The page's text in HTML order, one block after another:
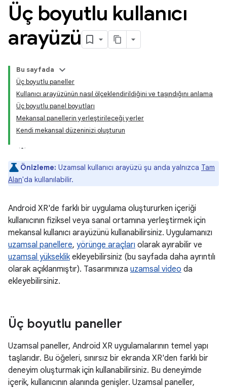
Üç boyutlu kullanıcı
arayüzü
Bu sayfada
Üç boyutlu paneller
Kullanıcı arayüzünün nasıl ölçeklendirildiğini ve taşındığını anlama
Üç boyutlu panel boyutları
Mekansal panellerin yerleştirileceği yerler
Kendi mekansal düzeninizi oluşturun
Önizleme: Uzamsal kullanıcı arayüzü şu anda yalnızca Tam
Alan'da kullanılabilir.
Android XR'de farklı bir uygulama oluştururken içeriği
kullanıcının fiziksel veya sanal ortamına yerleştirmek için
mekansal kullanıcı arayüzünü kullanabilirsiniz. Uygulamanızı
uzamsal panellere, yörünge araçları olarak ayırabilir ve
uzamsal yükseklikekleyebilirsiniz (bu sayfada daha ayrıntılı
olarak açıklanmıştır). Tasarımınıza uzamsal video da
ekleyebilirsiniz.
Üç boyutlu paneller
Uzamsal paneller, Android XR uygulamalarının temel yapı
taşlarıdır. Bu öğeleri, sınırsız bir ekranda XR'den farklı bir
deneyim oluşturmak için kullanabilirsiniz. Bu deneyimde
içerik, kullanıcının alanında genişler. Uzamsal paneller,